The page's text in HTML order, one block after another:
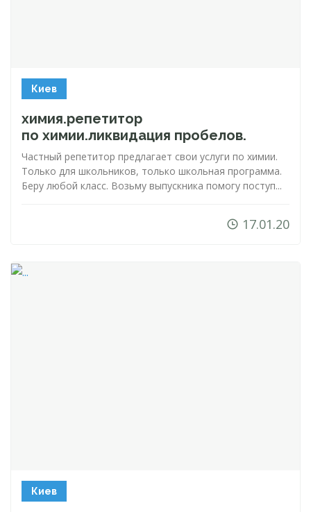
Киев
химия.репетитор
по химии.ликвидация пробелов.
Частный репетитор предлагает свои услуги по химии.
Только для школьников, только школьная программа.
Беру любой класс. Возьму выпускника помогу поступ...
17.01.20
Киев